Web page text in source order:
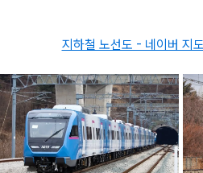
지하철 노선도 - 네이버 지